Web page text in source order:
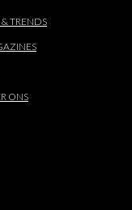
TRENDS
ONS